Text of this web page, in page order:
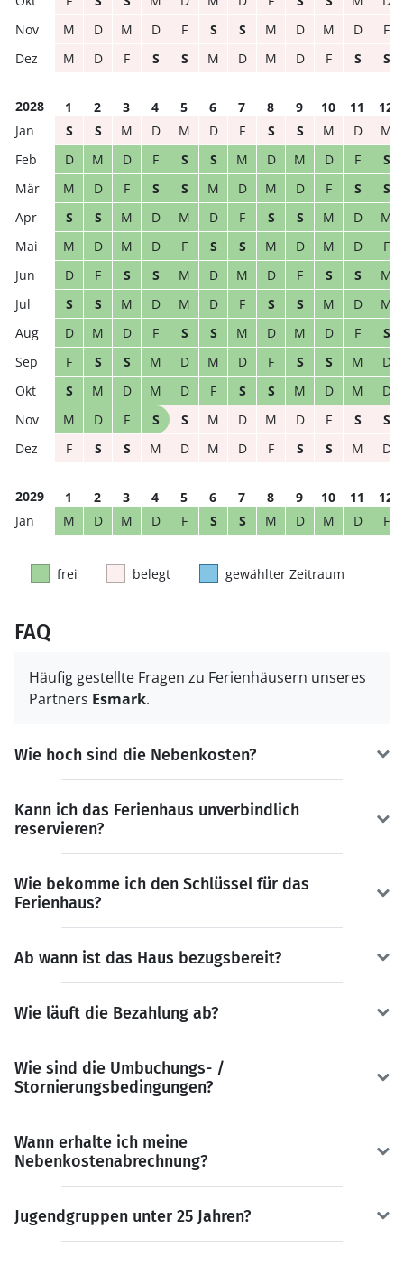
M
D M D F S S M D M D
F
M
D F S S M D M D F S S
2028 1 2 3 4 5 6 7 8 9 10 11
12
S
S M D M D F S S M D
M
D
M D F S S M D M D F
S
M
D F S S M D M D F S
S
S
S M D M D F S S M D
M
M
D M D F S S M D M D
F
D
F S S M D M D F S S
M
S
S M D M D F S S M D
M
D
M D F S S M D M D F
S
F
S S M D M D F S S M
D
S
M D M D F S S M D M
D
M
D F S S M D M D F S
S
F
S S M D M D F S S M D
2029 1 2 3 4 5 6 7 8 9 10 11
12
M
D M D F S S M D M D F
frei belegt gewählter Zeitraum
FAQ
Häufig gestellte Fragen zu Ferienhäusern unseres
Partners Esmark.
Wie hoch sind die Nebenkosten?
Kann ich das Ferienhaus unverbindlich
reservieren?
Wie bekomme ich den Schlüssel für das
Ferienhaus?
Ab wann ist das Haus bezugsbereit?
Wie läuft die Bezahlung ab?
Wie sind die Umbuchungs- /
Stornierungsbedingungen?
Wann erhalte ich meine
Nebenkostenabrechnung?
Jugendgruppen unter 25 Jahren?